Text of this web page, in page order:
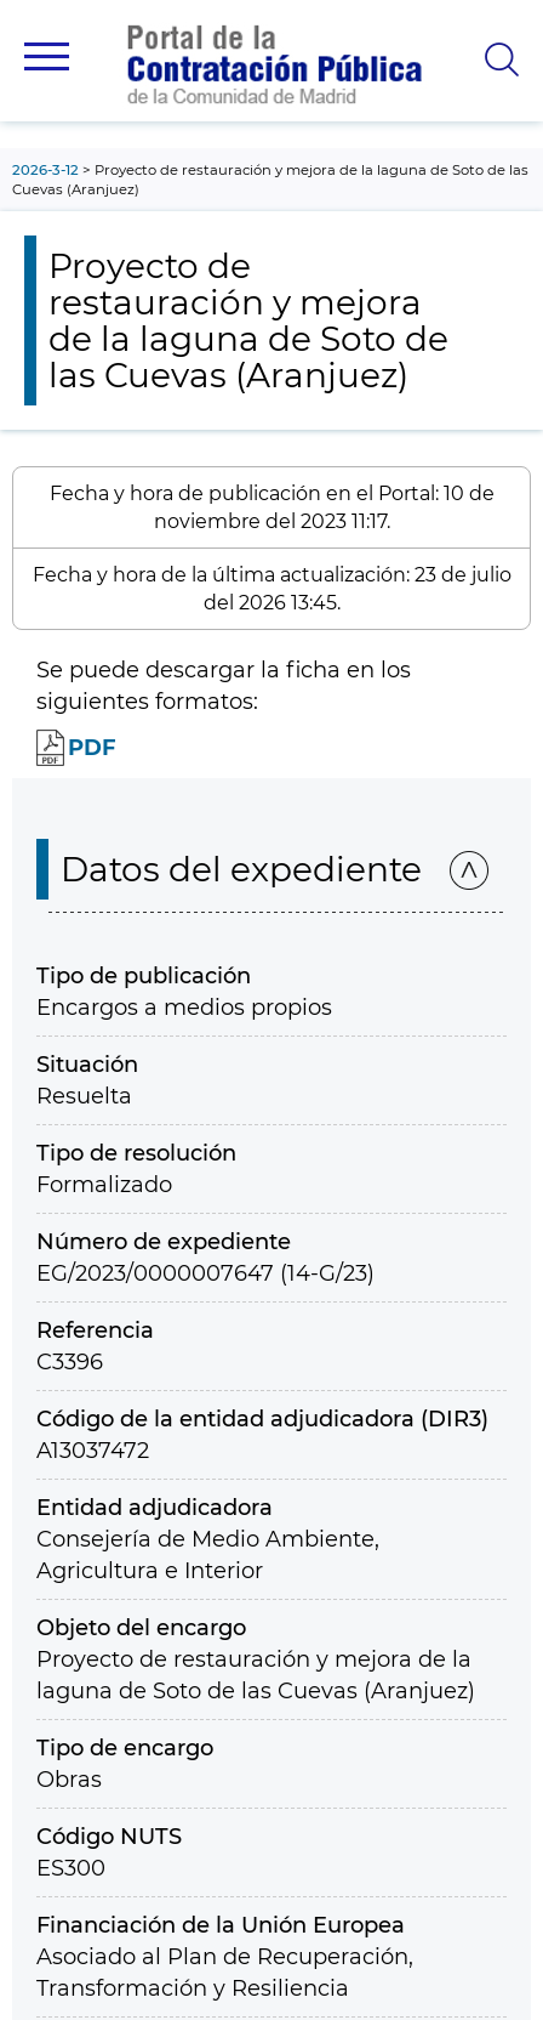
principal
2026-3-12
Proyecto de restauración y mejora de la laguna de Soto de las
Cuevas (Aranjuez)
Proyecto de
restauración y mejora
de la laguna de Soto de
las Cuevas (Aranjuez)
Fecha y hora de publicación en el Portal: 10 de
noviembre del 2023 11:17.
Fecha y hora de la última actualización: 23 de julio
del 2026 13:45.
Se puede descargar la ficha en los
siguientes formatos:
PDF
Datos del expediente
Tipo de publicación
Encargos a medios propios
Situación
Resuelta
Tipo de resolución
Formalizado
Número de expediente
EG/2023/0000007647 (14-G/23)
Referencia
C3396
Código de la entidad adjudicadora (DIR3)
A13037472
Entidad adjudicadora
Consejería de Medio Ambiente,
Agricultura e Interior
Objeto del encargo
Proyecto de restauración y mejora de la
laguna de Soto de las Cuevas (Aranjuez)
Tipo de encargo
Obras
Código NUTS
ES300
Financiación de la Unión Europea
Asociado al Plan de Recuperación,
Transformación y Resiliencia